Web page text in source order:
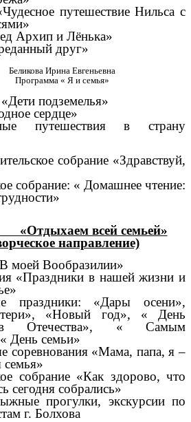
путешествие Нильса с
Архип и Лёнька»
друг»
Беликова Ирина Евгеньевна
Программа « Я и семья»
подземелья»
сердце»
путешествия в страну
собрание «Здравствуй,
собрание: « Домашнее чтение:
«Отдыхаем всей семьей»
направление)
моей Вообразилии»
«Праздники в нашей жизни и
праздники: «Дары осени»,
«Новый год», « День
Отечества», « Самым
День семьи»
соревнования «Мама, папа, я –
семья»
собрание «Как здорово, что
сегодня собрались»
прогулки, экскурсии по
г. Болхова